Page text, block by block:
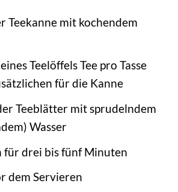
Teekanne mit kochendem
Teelöffels Tee pro Tasse
für die Kanne
Teeblätter mit sprudelndem
Wasser
für drei bis fünf Minuten
dem Servieren